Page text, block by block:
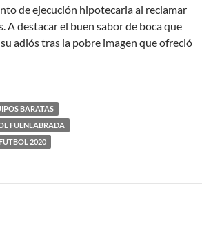
de ejecución hipotecaria al reclamar
A destacar el buen sabor de boca que
adiós tras la pobre imagen que ofreció
BARATAS
FUENLABRADA
2020